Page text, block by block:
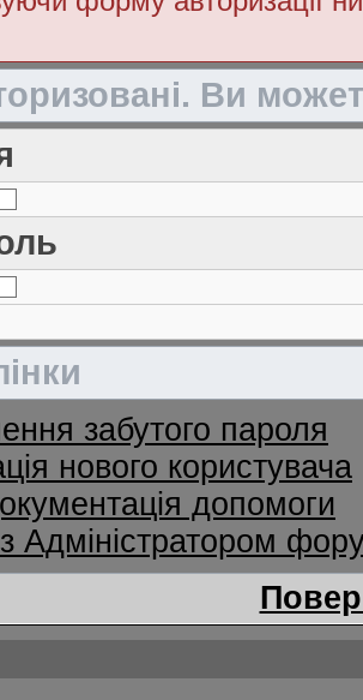
Ви
забутого пароля
нового користувача
допомоги
Адміністратором